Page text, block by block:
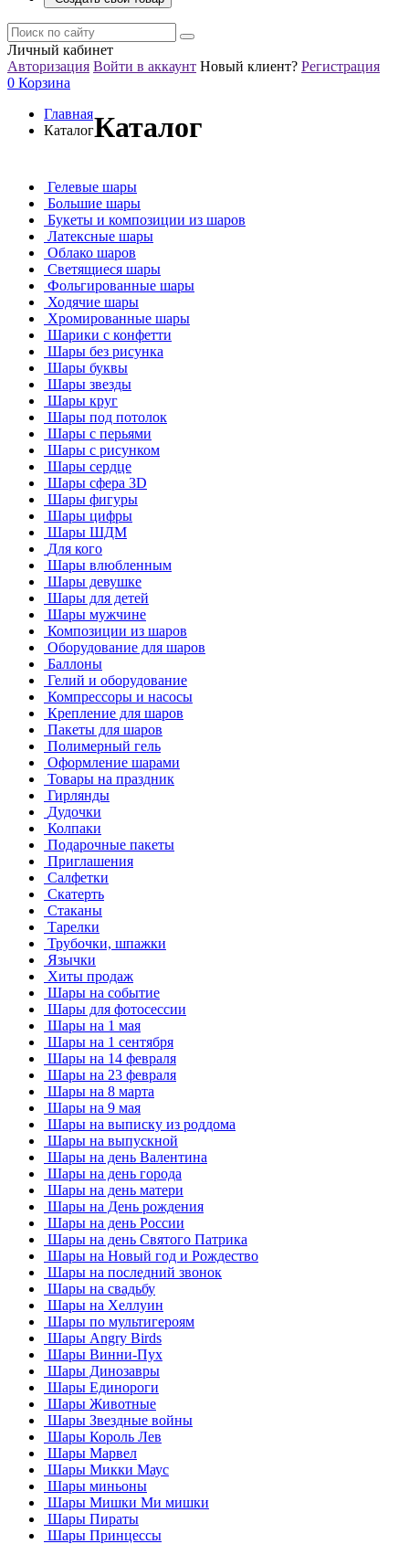
Личный кабинет
Авторизация Войти в аккаунт Новый клиент? Регистрация
0 Корзина
Главная
КаталогКаталог
Гелевые шары
Большие шары
Букеты и композиции из шаров
Латексные шары
Облако шаров
Светящиеся шары
Фольгированные шары
Ходячие шары
Хромированные шары
Шарики с конфетти
Шары без рисунка
Шары буквы
Шары звезды
Шары круг
Шары под потолок
Шары с перьями
Шары с рисунком
Шары сердце
Шары сфера 3D
Шары фигуры
Шары цифры
Шары ШДМ
Для кого
Шары влюбленным
Шары девушке
Шары для детей
Шары мужчине
Композиции из шаров
Оборудование для шаров
Баллоны
Гелий и оборудование
Компрессоры и насосы
Крепление для шаров
Пакеты для шаров
Полимерный гель
Оформление шарами
Товары на праздник
Гирлянды
Дудочки
Колпаки
Подарочные пакеты
Приглашения
Салфетки
Скатерть
Стаканы
Тарелки
Трубочки, шпажки
Язычки
Хиты продаж
Шары на событие
Шары для фотосессии
Шары на 1 мая
Шары на 1 сентября
Шары на 14 февраля
Шары на 23 февраля
Шары на 8 марта
Шары на 9 мая
Шары на выписку из роддома
Шары на выпускной
Шары на день Валентина
Шары на день города
Шары на день матери
Шары на День рождения
Шары на день России
Шары на день Святого Патрика
Шары на Новый год и Рождество
Шары на последний звонок
Шары на свадьбу
Шары на Хеллуин
Шары по мультигероям
Шары Angry Birds
Шары Винни-Пух
Шары Динозавры
Шары Единороги
Шары Животные
Шары Звездные войны
Шары Король Лев
Шары Марвел
Шары Микки Маус
Шары миньоны
Шары Мишки Ми мишки
Шары Пираты
Шары Принцессы